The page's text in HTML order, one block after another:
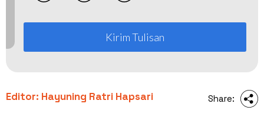
Kirim Tulisan
Editor: Hayuning Ratri Hapsari Share: